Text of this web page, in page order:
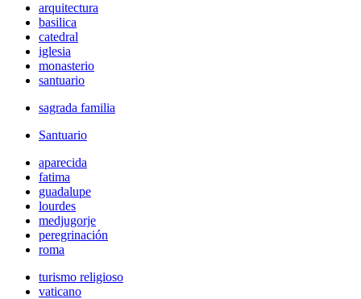
arquitectura
basilica
catedral
iglesia
monasterio
santuario
sagrada familia
Santuario
aparecida
fatima
guadalupe
lourdes
medjugorje
peregrinación
roma
turismo religioso
vaticano